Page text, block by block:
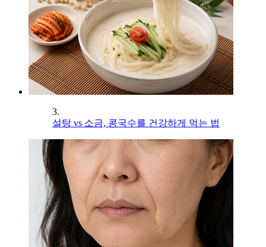
3.
설탕 vs 소금, 콩국수를 건강하게 먹는 법